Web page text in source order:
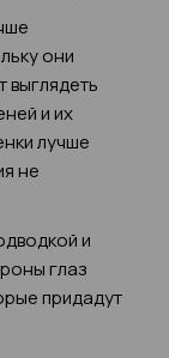
они
и их
лучше
не
и
глаз
придадут